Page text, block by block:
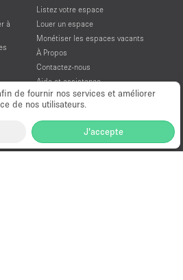
de fournir nos services et améliorer
de nos utilisateurs.
J'accepte
à
Listez votre espace
Louer un espace
Monétiser les espaces vacants
À Propos
Contactez-nous
Aide et assistance
Conditions générales d'utilisation
Mentions légales
Politique de confidentialité